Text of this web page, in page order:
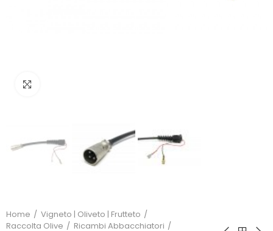
Home
Vigneto | Oliveto | Frutteto
Raccolta Olive
Ricambi Abbacchiatori